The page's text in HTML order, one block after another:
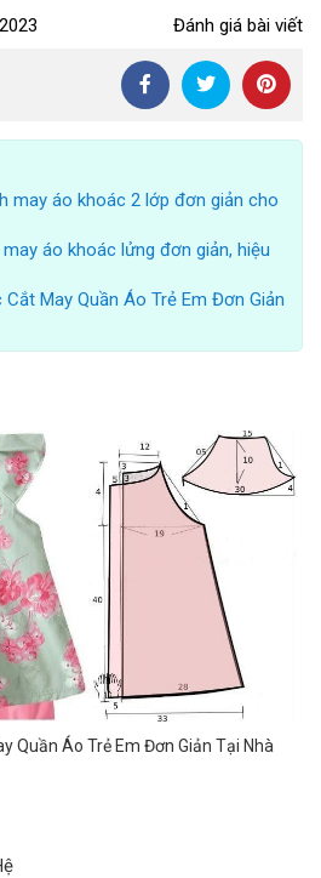
mới
Đánh giá bài viết
may áo khoác 2 lớp đơn giản cho
áo khoác lửng đơn giản, hiệu
May Quần Áo Trẻ Em Đơn Giản
Quần Áo Trẻ Em Đơn Giản Tại Nhà